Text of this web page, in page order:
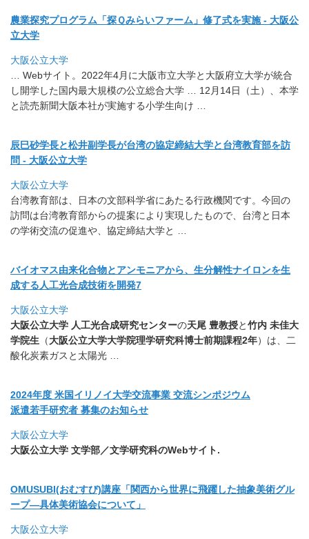
農業探究プログラム「探Ｑみらいファーム」修了式を実施 - 大阪公
立大学
大阪公立大学
… Webサイト。2022年4月に大阪市立大学と大阪府立大学が統合
し開学した国内最大規模の公立総合大学 … 12月14日（土）、本学
と読売新聞大阪本社が実施する小学生向け …
辰巳砂学長と松井副学長が台湾の協定締結大学と台湾教育部を訪
問 - 大阪公立大学
大阪公立大学
台湾教育部は、日本の文部科学省にあたる行政機関です。 今回の
訪問は台湾教育部からの提案により実現したもので、 台湾と日本
の学術交流の促進や、協定締結大学と …
バイオマス由来化合物とアンモニアから、 生分解性ナイロンを生
成する人工光合成技術を開発7
大阪公立大学
大阪公立大学 人工光合成研究センターの天尾 豊教授と竹内 未佳大
学院生 （大阪公立大学大学院理学研究科博士前期課程2年） は、二
酸化炭素ガスと太陽光 …
2024年度 米国イリノイ大学交流事業 交流シンポジウム
派遣若手研究者 募集のお知らせ
大阪公立大学
大阪公立大学 文学部／文学研究科のWebサイト.
OMUSUBI(おむすび)講座「関西から世界に飛躍した抽象美術グル
ープ―具体美術協会について」
大阪公立大学